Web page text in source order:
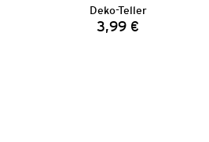
Deko-Teller
Preis:
3,99 €